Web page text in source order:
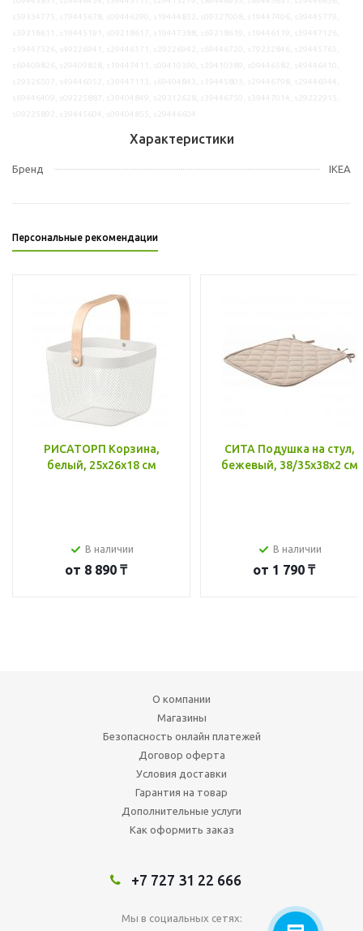
Характеристики
Бренд IKEA
Персональные рекомендации
РИСАТОРП Корзина,
белый, 25x26x18 см
В наличии
от 8 890 ₸
СИТА Подушка на стул,
бежевый, 38/35x38x2 см
В наличии
от 1 790 ₸
О компании
Магазины
Безопасность онлайн платежей
Договор оферта
Условия доставки
Гарантия на товар
Дополнительные услуги
Как оформить заказ
+7 727 31 22 666
Мы в социальных сетях: